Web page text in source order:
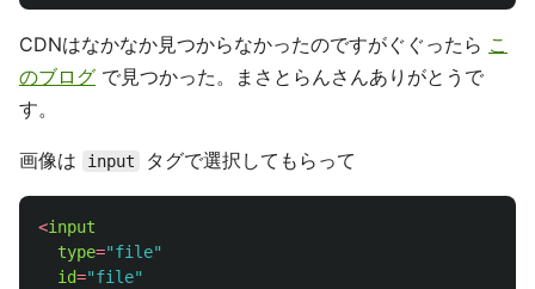
CDNはなかなか見つからなかったのですがぐぐったら こ
のブログ で見つかった。まさとらんさんありがとうで
す。
画像は input タグで選択してもらって
<input
type="file"
id="file"